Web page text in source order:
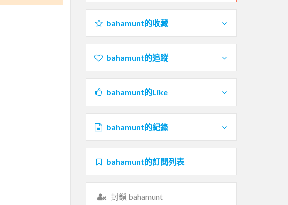
bahamunt的收藏
bahamunt的追蹤
bahamunt的Like
bahamunt的紀錄
bahamunt的訂閱列表
封鎖 bahamunt